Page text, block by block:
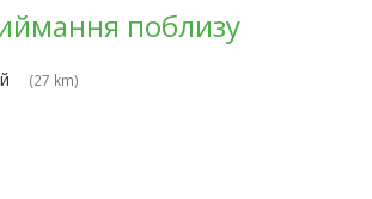
поблизу
(27 km)